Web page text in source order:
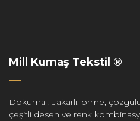
Mill Kumaş Tekstil ®
Dokuma , Jakarlı, örme,
çeşitli desen ve renk